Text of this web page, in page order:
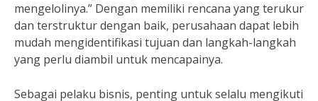
mengelolinya.” Dengan memiliki rencana yang terukur
dan terstruktur dengan baik, perusahaan dapat lebih
mudah mengidentifikasi tujuan dan langkah-langkah
yang perlu diambil untuk mencapainya.
Sebagai pelaku bisnis, penting untuk selalu mengikuti